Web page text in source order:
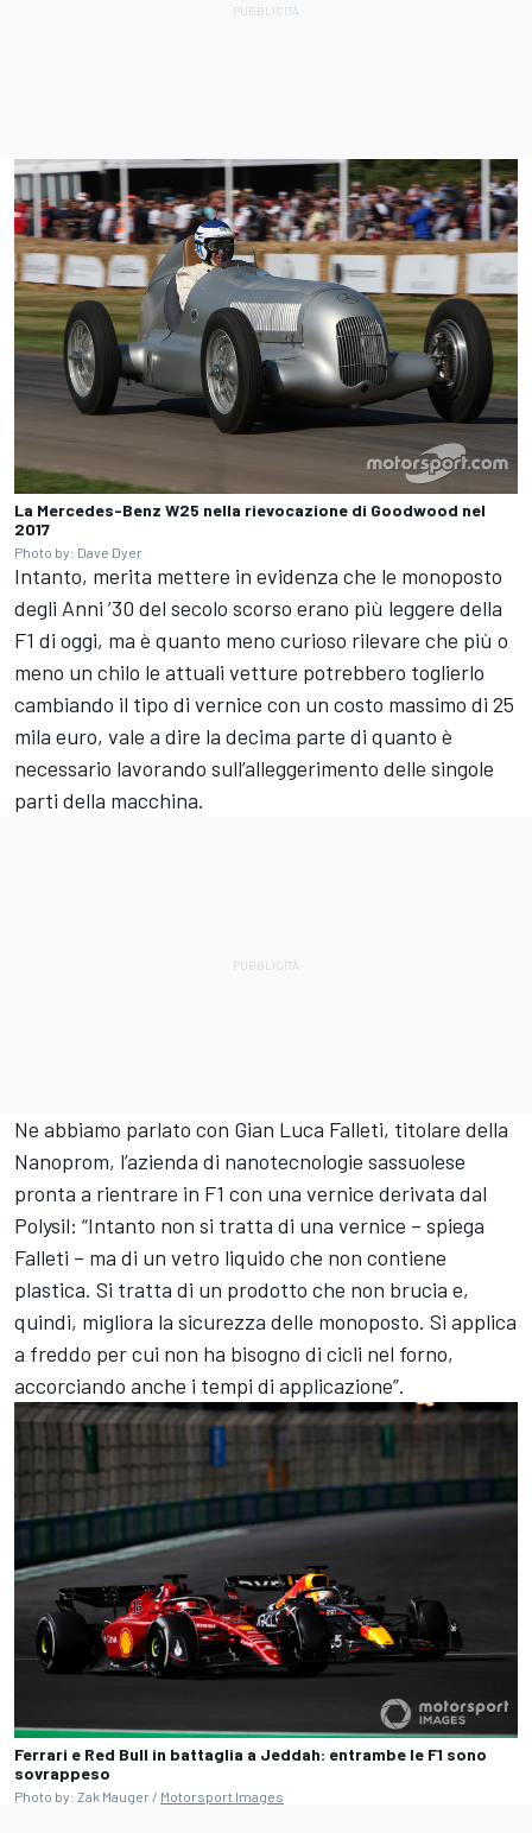
La Mercedes-Benz W25 nella rievocazione di Goodwood nel
2017
Photo by: Dave Dyer
Intanto, merita mettere in evidenza che le monoposto
degli Anni ’30 del secolo scorso erano più leggere della
F1 di oggi, ma è quanto meno curioso rilevare che più o
meno un chilo le attuali vetture potrebbero toglierlo
cambiando il tipo di vernice con un costo massimo di 25
mila euro, vale a dire la decima parte di quanto è
necessario lavorando sull’alleggerimento delle singole
parti della macchina.
Ne abbiamo parlato con Gian Luca Falleti, titolare della
Nanoprom, l’azienda di nanotecnologie sassuolese
pronta a rientrare in F1 con una vernice derivata dal
Polysil: “Intanto non si tratta di una vernice – spiega
Falleti – ma di un vetro liquido che non contiene
plastica. Si tratta di un prodotto che non brucia e,
quindi, migliora la sicurezza delle monoposto. Si applica
a freddo per cui non ha bisogno di cicli nel forno,
accorciando anche i tempi di applicazione”.
Ferrari e Red Bull in battaglia a Jeddah: entrambe le F1 sono
sovrappeso
Photo by: Zak Mauger / Motorsport Images